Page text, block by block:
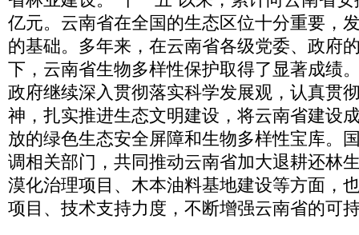
亿元。云南省在全国的生态区位十分重要，
的基础。多年来，在云南省各级党委、政府
下，云南省生物多样性保护取得了显著成绩
政府继续深入贯彻落实科学发展观，认真贯
神，扎实推进生态文明建设，将云南省建设
放的绿色生态安全屏障和生物多样性宝库。
调相关部门，共同推动云南省加大退耕还林
漠化治理项目、木本油料基地建设等方面，
项目、技术支持力度，不断增强云南省的可